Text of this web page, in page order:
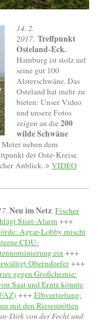
14. 2.
2017. Treffpunkt
Osteland-Eck.
Hamburg ist stolz auf
seine gut 100
Alsterschwäne. Das
Osteland hat mehr zu
bieten: Unser Video
und unsere Fotos
zeigen an die200
wilde Schwäne
neben dem
der Oste-Kreise
Anblick. > VIDEO
Neu im Netz.Fischer
Stint-Alarm +++
Agrar-Lobby mischt
CDU-
ein+++
Oberndorfer+++
gegen Großchemie:
Saat und Ernte könnte
+++ Elbvertiefung:
mit den Riesenpötten
Dirk von der Fecht und